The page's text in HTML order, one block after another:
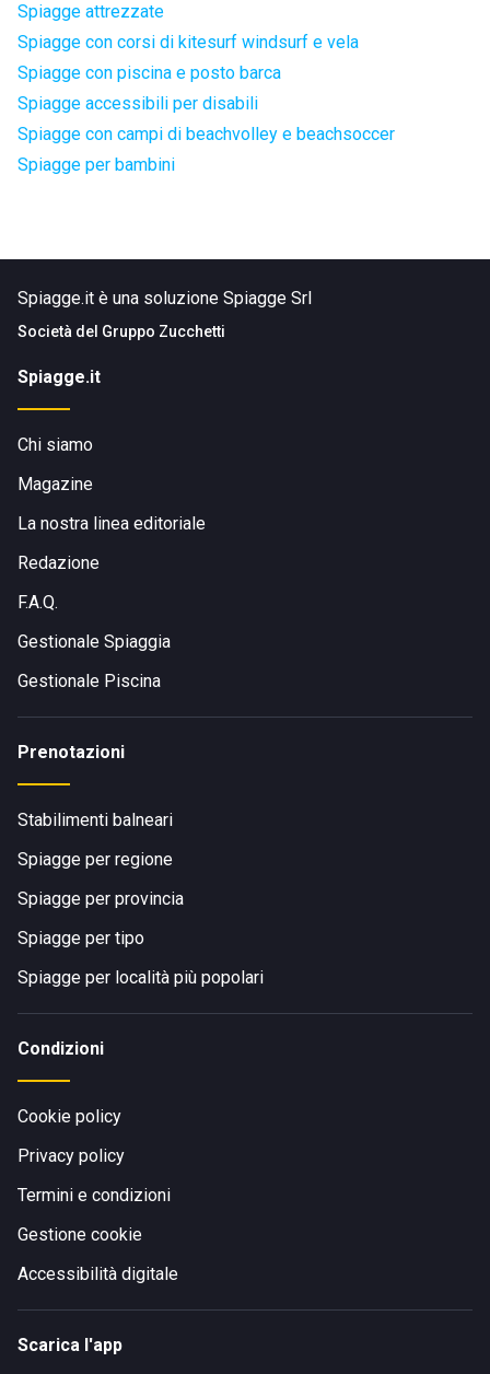
Spiagge attrezzate
Spiagge con corsi di kitesurf windsurf e vela
Spiagge con piscina e posto barca
Spiagge accessibili per disabili
Spiagge con campi di beachvolley e beachsoccer
Spiagge per bambini
Spiagge.it è una soluzione Spiagge Srl
Società del Gruppo Zucchetti
Spiagge.it
Chi siamo
Magazine
La nostra linea editoriale
Redazione
F.A.Q.
Gestionale Spiaggia
Gestionale Piscina
Prenotazioni
Stabilimenti balneari
Spiagge per regione
Spiagge per provincia
Spiagge per tipo
Spiagge per località più popolari
Condizioni
Cookie policy
Privacy policy
Termini e condizioni
Gestione cookie
Accessibilità digitale
Scarica l'app